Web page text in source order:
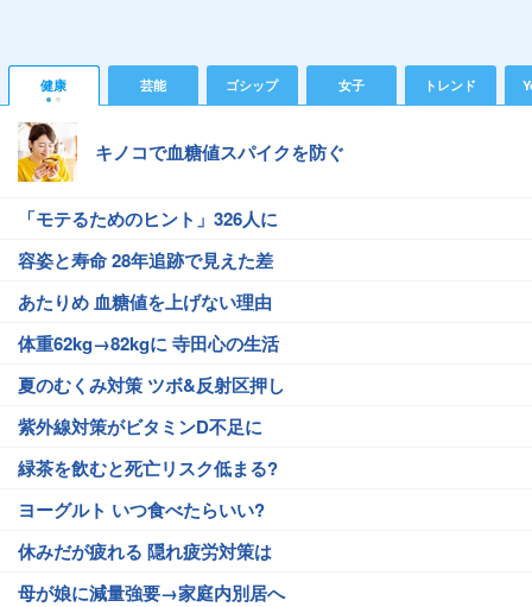
健康 芸能 ゴシップ 女子 トレンド
キノコで血糖値スパイクを防ぐ
「モテるためのヒント」326人に
容姿と寿命 28年追跡で見えた差
あたりめ 血糖値を上げない理由
体重62kg→82kgに 寺田心の生活
夏のむくみ対策 ツボ&反射区押し
紫外線対策がビタミンD不足に
緑茶を飲むと死亡リスク低まる?
ヨーグルト いつ食べたらいい?
休みだが疲れる 隠れ疲労対策は
母が娘に減量強要→家庭内別居へ